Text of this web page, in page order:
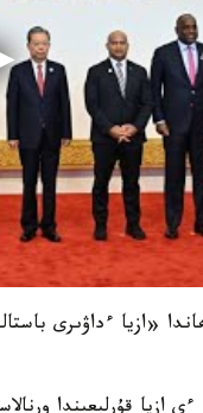
«ازيا ءداۋىرى